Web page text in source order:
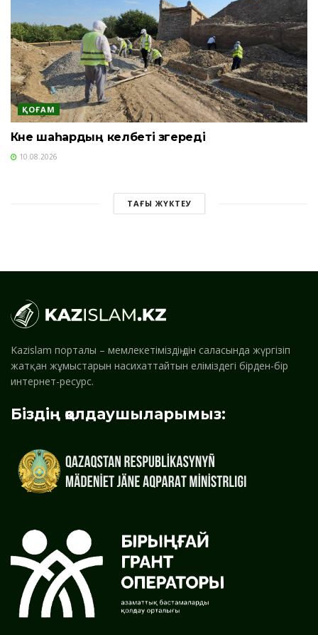
ҚОҒАМ
Көне шаһардың келбеті өзгереді
10.08.2026
ТАҒЫ ЖҮКТЕУ
Kazislam порталы – мемлекетіміздің дін саласында жүргізіп
жатқан жұмыстарын насихаттайтын еліміздегі бірден-бір
интернет-ресурс.
Біздің қолдаушыларымыз: